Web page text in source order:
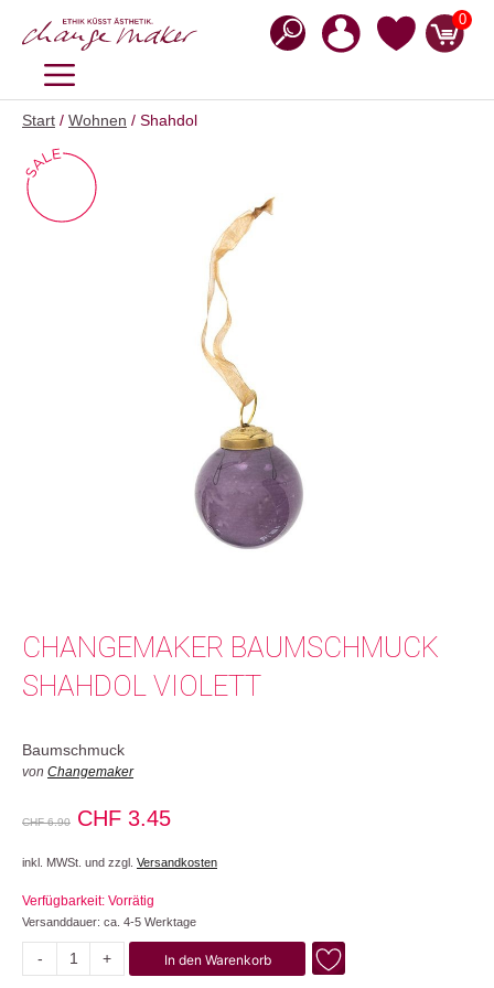
Inhalt
0
MENÜ
Start / Wohnen / Shahdol
CHANGEMAKER BAUMSCHMUCK
SHAHDOL VIOLETT
Baumschmuck
von Changemaker
CHF6.90
Ursprünglicher
CHF 6.90
CHF 3.45Aktueller
CHF 3.45.
inkl. MWSt. und zzgl. Versandkosten
Verfügbarkeit: Vorrätig
Versanddauer: ca. 4-5 Werktage
-
Shahdol
+ In den Warenkorb